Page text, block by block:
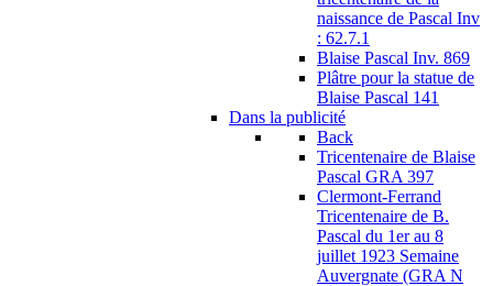
naissance de Pascal Inv
: 62.7.1
Blaise Pascal Inv. 869
Plâtre pour la statue de
Blaise Pascal 141
Dans la publicité
Back
Tricentenaire de Blaise
Pascal GRA 397
Clermont-Ferrand
Tricentenaire de B.
Pascal du 1er au 8
juillet 1923 Semaine
Auvergnate (GRA N